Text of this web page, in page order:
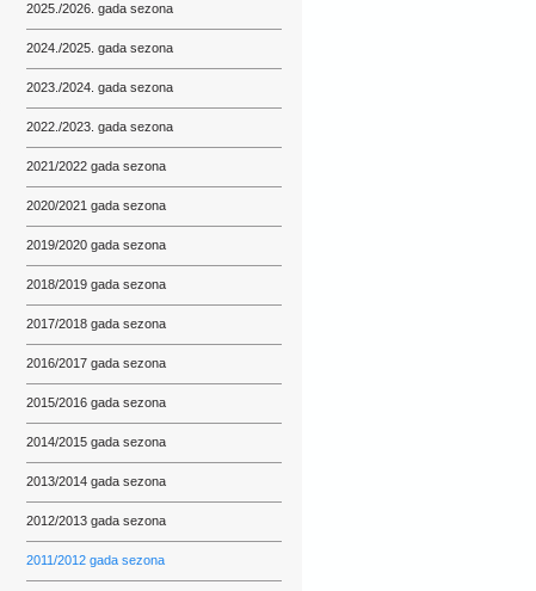
2025./2026. gada sezona
2024./2025. gada sezona
2023./2024. gada sezona
2022./2023. gada sezona
2021/2022 gada sezona
2020/2021 gada sezona
2019/2020 gada sezona
2018/2019 gada sezona
2017/2018 gada sezona
2016/2017 gada sezona
2015/2016 gada sezona
2014/2015 gada sezona
2013/2014 gada sezona
2012/2013 gada sezona
2011/2012 gada sezona